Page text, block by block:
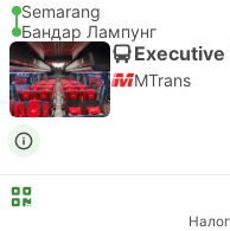
Semarang
Бандар Лампунг
MTrans